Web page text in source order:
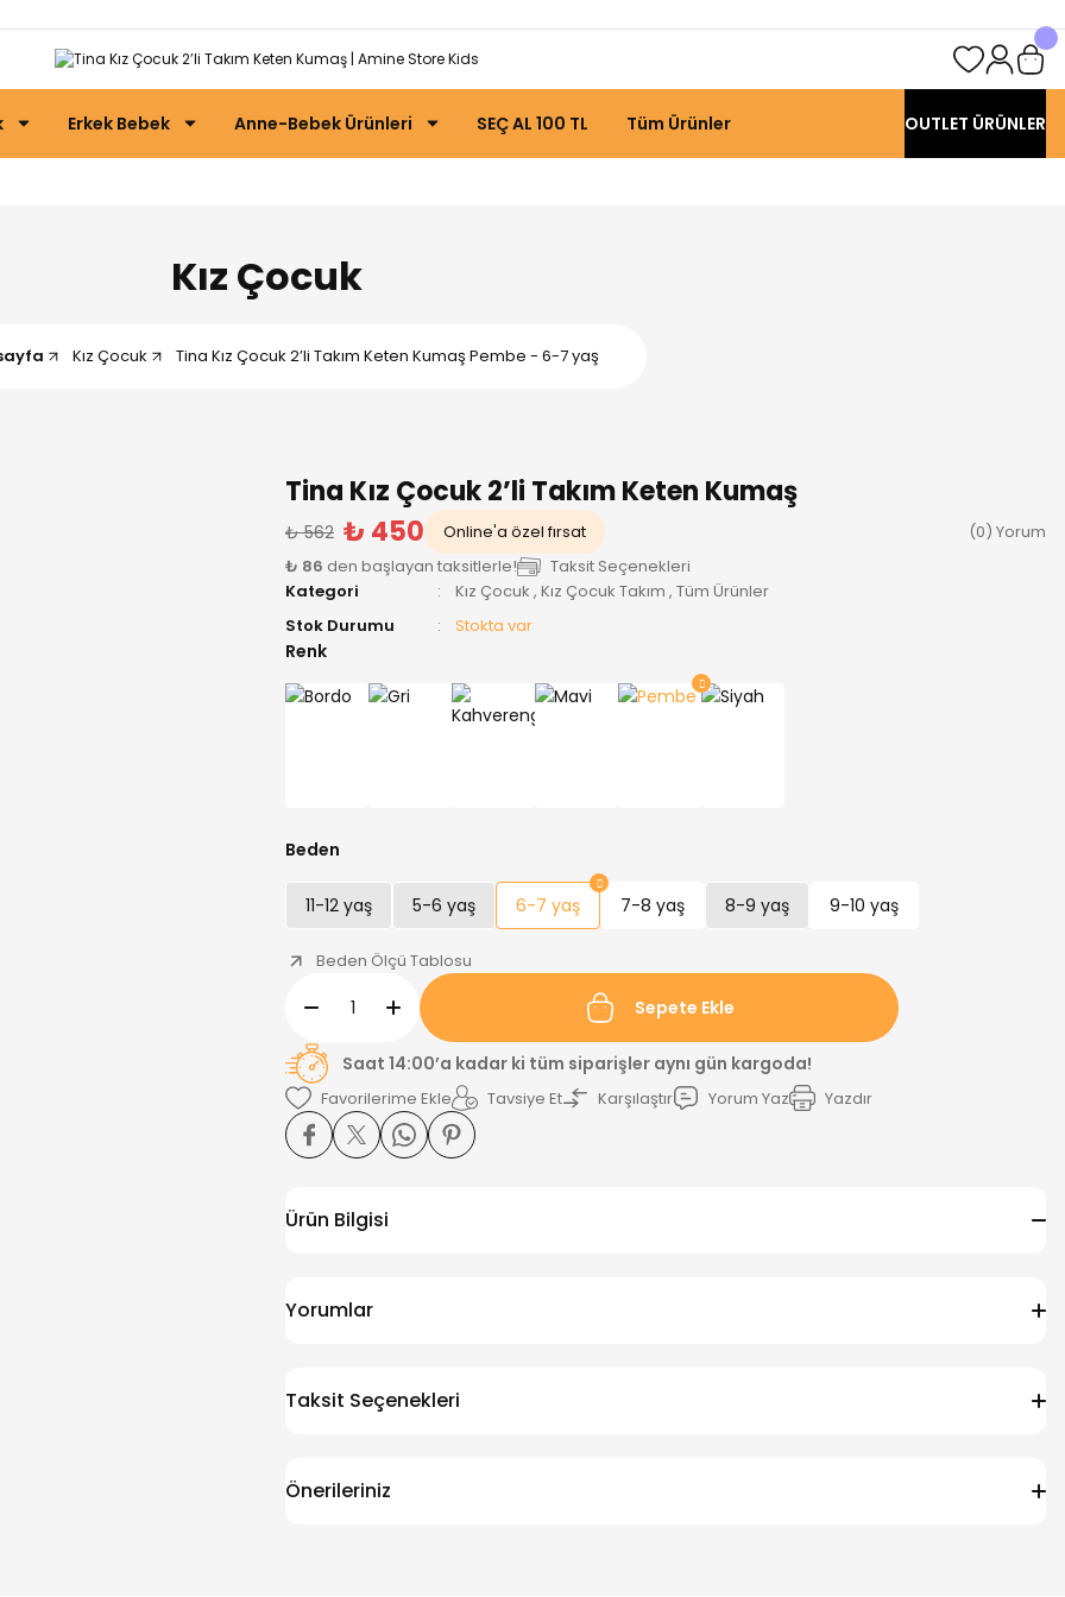
Erkek Bebek Anne-Bebek Ürünleri SEÇ AL 100 TL Tüm Ürünler OUTLET ÜRÜNLER
Kız Çocuk
Kız Çocuk Tina Kız Çocuk 2’li Takım Keten Kumaş Pembe - 6-7 yaş
Tina Kız Çocuk 2’li Takım Keten Kumaş
₺ 562 ₺ 450 Online'a özel fırsat
(0) Yorum
₺ 86 den başlayan taksitlerle!
Taksit Seçenekleri
Kategori
Kız Çocuk , Kız Çocuk Takım , Tüm Ürünler
Stok Durumu
Stokta var
Renk
Beden
11-12 yaş 5-6 yaş 6-7 yaş 7-8 yaş 8-9 yaş 9-10 yaş
Beden Ölçü Tablosu
Sepete Ekle
Saat 14:00’a kadar ki tüm siparişler aynı gün kargoda!
Tavsiye Et Karşılaştır Yorum Yaz Yazdır
Ürün Bilgisi
Yorumlar
Taksit Seçenekleri
Önerileriniz